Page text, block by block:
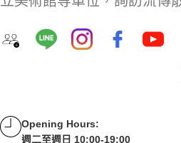
Opening Hours:
週二至週日 10:00-19:00